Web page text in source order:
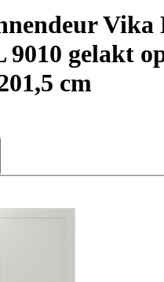
Vika
9010 gelakt
cm